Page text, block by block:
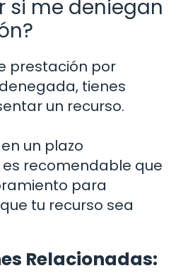
si me deniegan
prestación por
tienes
un recurso.
un plazo
recomendable que
para
tu recurso sea
Relacionadas: